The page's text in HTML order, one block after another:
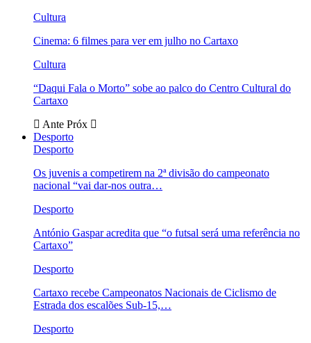
Cultura
Cinema: 6 filmes para ver em julho no Cartaxo
Cultura
“Daqui Fala o Morto” sobe ao palco do Centro Cultural do
Cartaxo
Ante Próx
Desporto
Desporto
Os juvenis a competirem na 2ª divisão do campeonato
nacional “vai dar-nos outra…
Desporto
António Gaspar acredita que “o futsal será uma referência no
Cartaxo”
Desporto
Cartaxo recebe Campeonatos Nacionais de Ciclismo de
Estrada dos escalões Sub-15,…
Desporto